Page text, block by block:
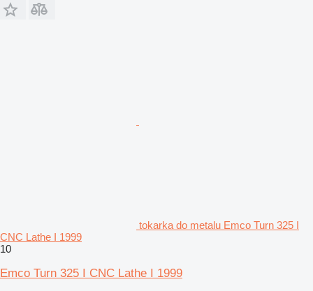
tokarka do metalu Emco Turn 325 I
CNC Lathe I 1999
10
Emco Turn 325 I CNC Lathe I 1999